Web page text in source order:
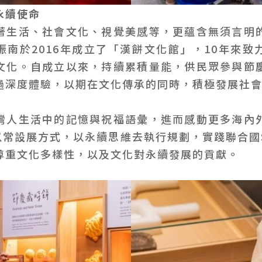
續使命
生活、社會文化、視覺美感等，更蘊含無須言明
南於2016年成立了「漢餅文化館」，10年來致
化。自成立以來，持續累積量能，供民眾參與節
深度體驗，以期在文化傳承的同時，積極發展社
人生活中的記憶與祝福語彙，進而感動更多海內
設展方式，以永續思維去執行規劃，實踐聯合
文化多樣性，以及文化對永續發展的貢獻。